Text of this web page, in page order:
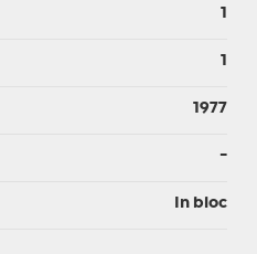
1
1
1977
-
In bloc